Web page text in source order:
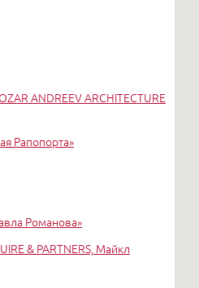
ANDREEV ARCHITECTURE
Рапопорта»
Романова»
& PARTNERS, Майкл